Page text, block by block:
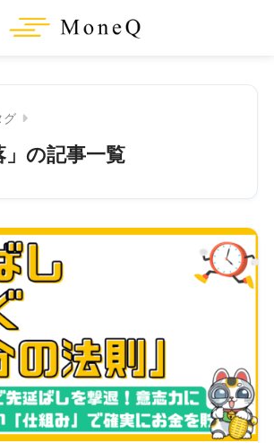
」の記事一覧